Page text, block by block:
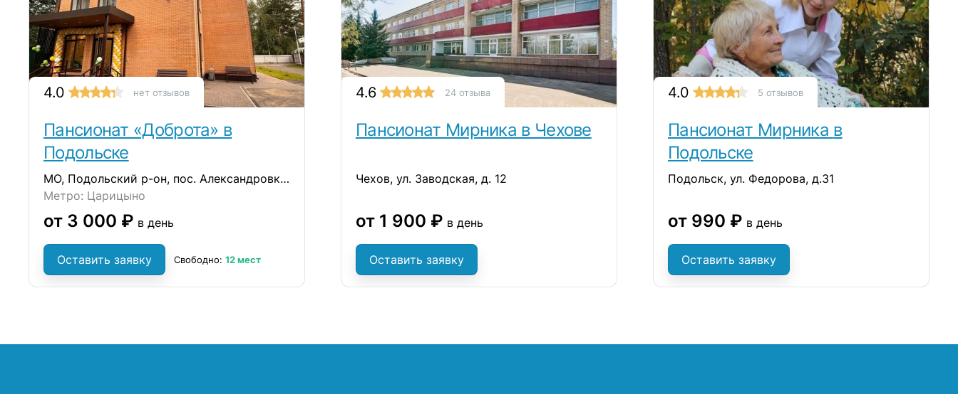
4.0 нет отзывов
Пансионат «Доброта» в
Подольске
МО, Подольский р-он, пос. Александровка, ул. Лесная, д. 14/1
Метро: Царицыно
от 3 000 ₽ в день
Оставить заявку Свободно: 12 мест
4.6 24 отзыва
Пансионат Мирника в Чехове
Чехов, ул. Заводская, д. 12
от 1 900 ₽ в день
Оставить заявку
4.0 5 отзывов
Пансионат Мирника в
Подольске
Подольск, ул. Федорова, д.31
от 990 ₽ в день
Оставить заявку